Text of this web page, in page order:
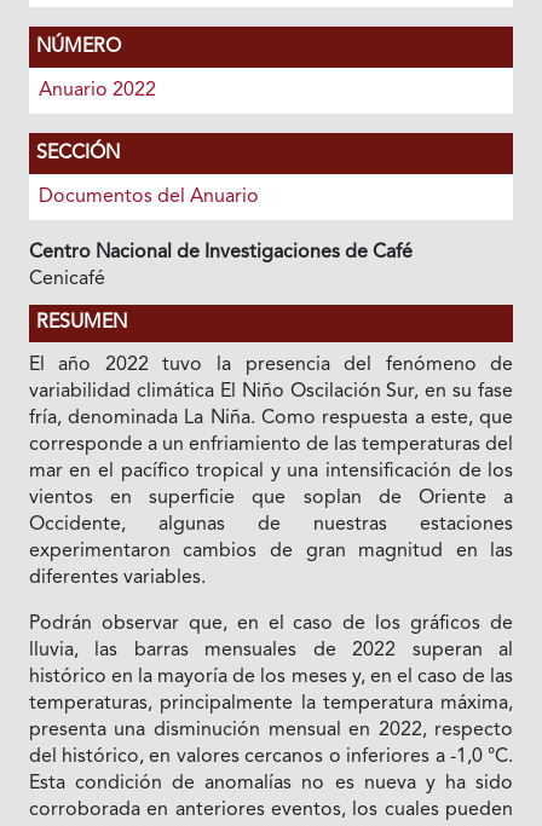
NÚMERO
Anuario 2022
SECCIÓN
Documentos del Anuario
Centro Nacional de Investigaciones de Café
Cenicafé
RESUMEN
El año 2022 tuvo la presencia del fenómeno de
variabilidad climática El Niño Oscilación Sur, en su fase
fría, denominada La Niña. Como respuesta a este, que
corresponde a un enfriamiento de las temperaturas del
mar en el pacífico tropical y una intensificación de los
vientos en superficie que soplan de Oriente a
Occidente, algunas de nuestras estaciones
experimentaron cambios de gran magnitud en las
diferentes variables.
Podrán observar que, en el caso de los gráficos de
lluvia, las barras mensuales de 2022 superan al
histórico en la mayoría de los meses y, en el caso de las
temperaturas, principalmente la temperatura máxima,
presenta una disminución mensual en 2022, respecto
del histórico, en valores cercanos o inferiores a -1,0 °C.
Esta condición de anomalías no es nueva y ha sido
corroborada en anteriores eventos, los cuales pueden